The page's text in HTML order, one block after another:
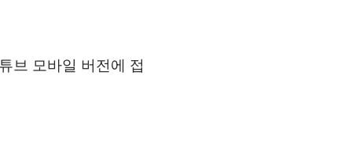
브 모바일 버전에 접